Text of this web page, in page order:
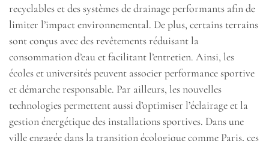
recyclables et des systèmes de drainage performants afin de
limiter l’impact environnemental. De plus, certains terrains
sont conçus avec des revêtements réduisant la
consommation d’eau et facilitant l’entretien. Ainsi, les
écoles et universités peuvent associer performance sportive
et démarche responsable. Par ailleurs, les nouvelles
technologies permettent aussi d’optimiser l’éclairage et la
gestion énergétique des installations sportives. Dans une
ville engagée dans la transition écologique comme Paris, ces